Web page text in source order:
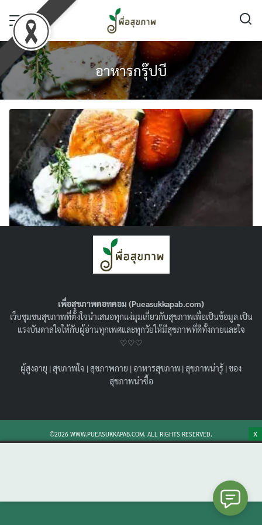
content
for:
Search
อาหารกรุ๊ปบี
รู้ยัง ?! เลือดกรุ๊ปบีอาหารแบบไหนที่ดีต่อ
แนะนำอาหารกรุ๊ปบีสำหรับคนอยากกินอาหารตามกรุ๊ปเลือด
เลือดกรุ๊ปบีอาหาร ที่เหมาะกับเรามีอะไรบ้าง อะไรดีต่อ
ร่างกาย อะไรควรเลี่ยง มาอัปเดตได้เลย
เพื่อสุขภาพดอทคอม (Pueasukkapab.com)
เว็บชุมชนสุขภาพที่ตั้งใจนำเสนอทุกแง่มุมเกี่ยวกับสุขภาพเพื่อเป็นข้อมูล เป็น
แรงบันดาลใจให้กับผู้อ่านทุกเพศและทุกวัยให้มีสุขภาพที่ดีทั้งกายและใจ
♡♡♡
ผู้สูงอายุ |สุขภาพใจ |สุขภาพกาย |อาหารสุขภาพ |สุขภาพน่ารู้ |ของ
สุขภาพน่าซื้อ
©2026 WWW.PUEASUKKAPAB.COM. ALL RIGHTS RESERVED. X